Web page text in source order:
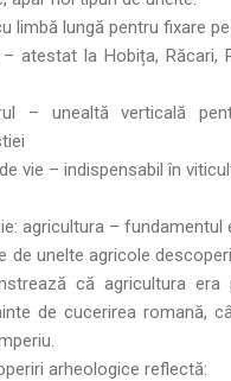
limbă lungă pentru fixare
atestat la Hobița, Răcari,
– unealtă verticală
vie – indispensabil în
agricultura – fundamentul
de unelte agricole
că agricultura
de cucerirea romană,
arheologice reflectă: